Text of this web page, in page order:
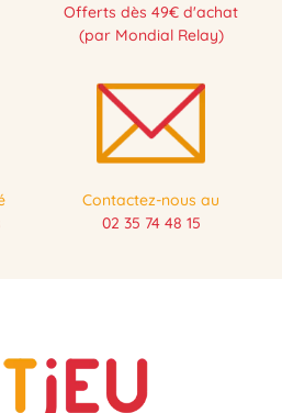
Offerts dès 49€ d'achat
(par Mondial Relay)
Contactez-nous au
02 35 74 48 15